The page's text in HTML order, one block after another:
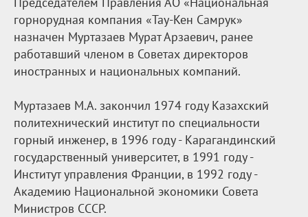
Председателем Правления АО «Национальная
горнорудная компания «Тау-Кен Самрук»
назначен Муртазаев Мурат Арзаевич, ранее
работавший членом в Советах директоров
иностранных и национальных компаний.
Муртазаев М.А. закончил 1974 году Казахский
политехнический институт по специальности
горный инженер, в 1996 году - Карагандинский
государственный университет, в 1991 году -
Институт управления Франции, в 1992 году -
Академию Национальной экономики Совета
Министров СССР.